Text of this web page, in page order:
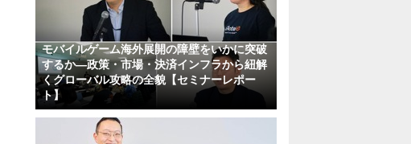
モバイルゲーム海外展開の障壁をいかに突破
するか―政策・市場・決済インフラから紐解
くグローバル攻略の全貌【セミナーレポー
ト】